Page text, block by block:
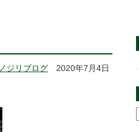
ノジリブログ 2020年7月4日